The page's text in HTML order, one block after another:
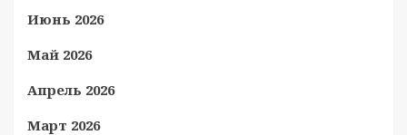
Июнь 2026
Май 2026
Апрель 2026
Март 2026